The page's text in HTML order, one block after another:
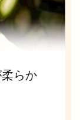
らか